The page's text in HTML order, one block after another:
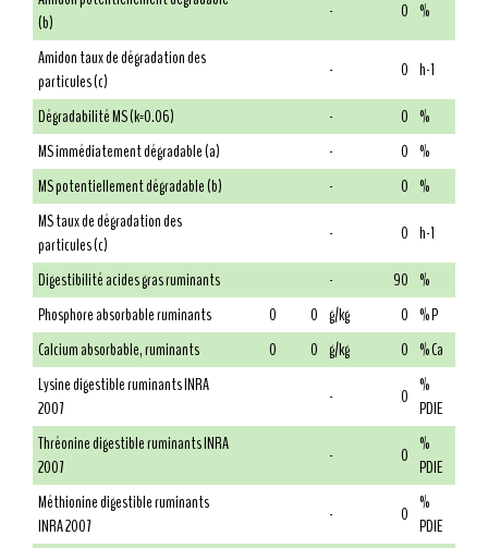
(b)
- 0 %
Amidon taux de dégradation des
particules (c)
- 0 h-1
Dégradabilité MS (k=0.06)
- 0 %
MS immédiatement dégradable (a)
- 0 %
MS potentiellement dégradable (b)
- 0 %
MS taux de dégradation des
particules (c)
- 0 h-1
Digestibilité acides gras ruminants
- 90 %
Phosphore absorbable ruminants
0 0 g/kg 0 % P
Calcium absorbable, ruminants
0 0 g/kg 0 % Ca
Lysine digestible ruminants INRA
2007
- 0 %
PDIE
Thréonine digestible ruminants INRA
2007
- 0 %
PDIE
Méthionine digestible ruminants
INRA 2007
- 0 %
PDIE